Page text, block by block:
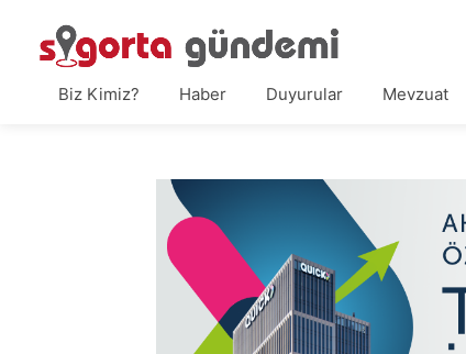
Biz Kimiz? Haber Duyurular Mevzuat